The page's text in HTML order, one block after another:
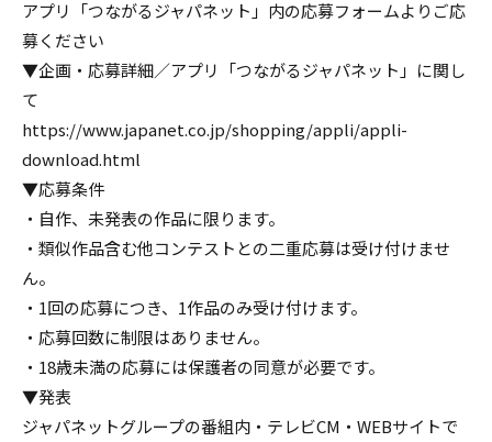
アプリ「つながるジャパネット」内の応募フォームよりご応
募ください
▼企画・応募詳細／アプリ「つながるジャパネット」に関し
て
https://www.japanet.co.jp/shopping/appli/appli-
download.html
▼応募条件
・自作、未発表の作品に限ります。
・類似作品含む他コンテストとの二重応募は受け付けませ
ん。
・1回の応募につき、1作品のみ受け付けます。
・応募回数に制限はありません。
・18歳未満の応募には保護者の同意が必要です。
▼発表
ジャパネットグループの番組内・テレビCM・WEBサイトで